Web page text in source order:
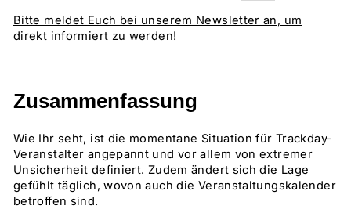
Bitte meldet Euch bei unserem Newsletter an, um
direkt informiert zu werden!
Zusammenfassung
Wie Ihr seht, ist die momentane Situation für Trackday-
Veranstalter angepannt und vor allem von extremer
Unsicherheit definiert. Zudem ändert sich die Lage
gefühlt täglich, wovon auch die Veranstaltungskalender
betroffen sind.